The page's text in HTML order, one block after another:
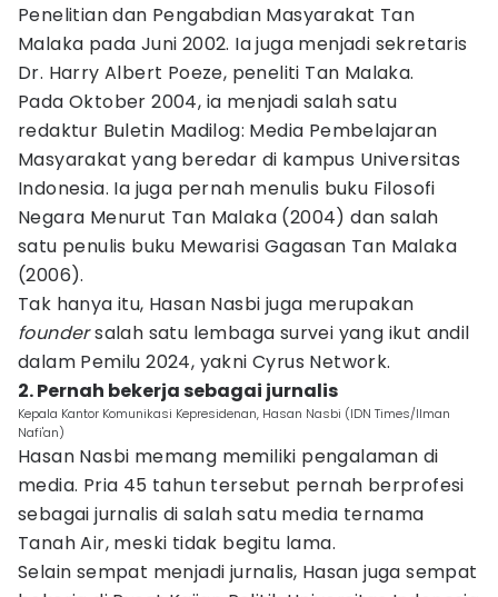
Penelitian dan Pengabdian Masyarakat Tan
Malaka pada Juni 2002. Ia juga menjadi sekretaris
Dr. Harry Albert Poeze, peneliti Tan Malaka.
Pada Oktober 2004, ia menjadi salah satu
redaktur Buletin Madilog: Media Pembelajaran
Masyarakat yang beredar di kampus Universitas
Indonesia. Ia juga pernah menulis buku Filosofi
Negara Menurut Tan Malaka (2004) dan salah
satu penulis buku Mewarisi Gagasan Tan Malaka
(2006).
Tak hanya itu, Hasan Nasbi juga merupakan
foundersalah satu lembaga survei yang ikut andil
dalam Pemilu 2024, yakni Cyrus Network.
2. Pernah bekerja sebagai jurnalis
Kepala Kantor Komunikasi Kepresidenan, Hasan Nasbi (IDN Times/Ilman
Nafi'an)
Hasan Nasbi memang memiliki pengalaman di
media. Pria 45 tahun tersebut pernah berprofesi
sebagai jurnalis di salah satu media ternama
Tanah Air, meski tidak begitu lama.
Selain sempat menjadi jurnalis, Hasan juga sempat